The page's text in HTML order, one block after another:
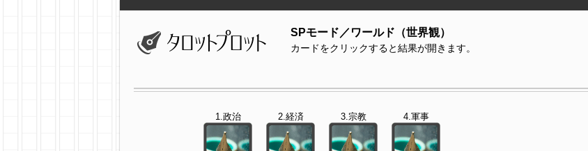
SPモード／ワールド（世界観）
カードをクリックすると結果が開きます。
1.政治 2.経済 3.宗教 4.軍事